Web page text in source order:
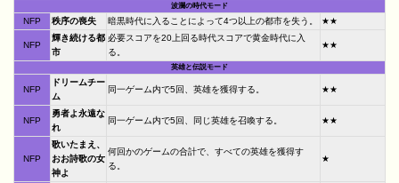
波瀾の時代モード
NFP 秩序の喪失 暗黒時代に入ることによって4つ以上の都市を失う。 ★★
NFP
輝き続ける都
市
必要スコアを20上回る時代スコアで黄金時代に入
る。
★★
英雄と伝説モード
NFP
ドリームチー
ム
同一ゲーム内で5回、英雄を獲得する。 ★★
NFP
勇者よ永遠な
れ
同一ゲーム内で5回、同じ英雄を召喚する。 ★★
NFP
歌いたまえ、
おお詩歌の女
神よ
何回かのゲームの合計で、すべての英雄を獲得す
る。
★